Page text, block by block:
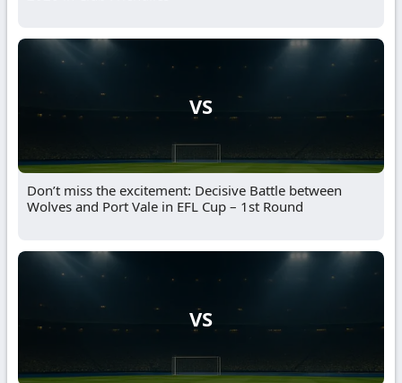
VS
Don’t miss the excitement: Decisive Battle between
Wolves and Port Vale in EFL Cup – 1st Round
VS